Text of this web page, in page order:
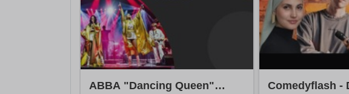
ABBA "Dancing Queen"
Comedyflash -